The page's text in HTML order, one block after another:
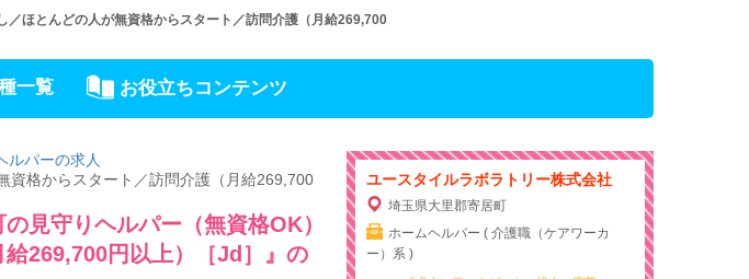
ほとんどの人が無資格からスタート／訪問介護（月給269,700
一覧 お役立ちコンテンツ
ルパーの求人
資格からスタート／訪問介護（月給269,700
見守りヘルパー（無資格OK）
269,700円以上）［Jd］』の
ユースタイルラボラトリー株式会社
埼玉県大里郡寄居町
ホームヘルパー ( 介護職（ケアワーカ
ー）系 )